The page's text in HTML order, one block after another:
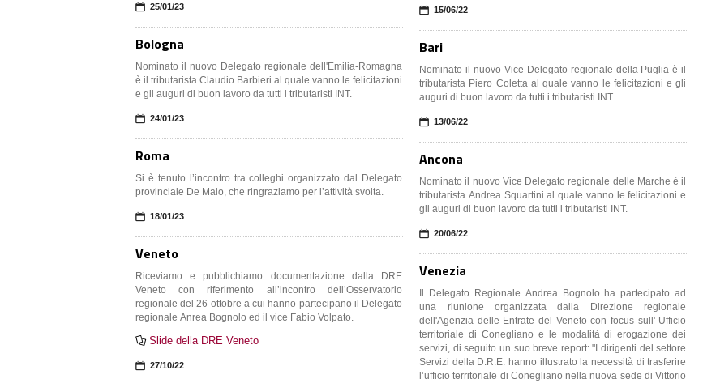
📅 25/01/23
Bologna
Nominato il nuovo Delegato regionale dell'Emilia-Romagna
è il tributarista Claudio Barbieri al quale vanno le felicitazioni
e gli auguri di buon lavoro da tutti i tributaristi INT.
📅 24/01/23
Roma
Si è tenuto l’incontro tra colleghi organizzato dal Delegato
provinciale De Maio, che ringraziamo per l’attività svolta.
📅 18/01/23
Veneto
Riceviamo e pubblichiamo documentazione dalla DRE
Veneto con riferimento all’incontro dell’Osservatorio
regionale del 26 ottobre a cui hanno partecipano il Delegato
regionale Anrea Bognolo ed il vice Fabio Volpato.
 Slide della DRE Veneto
📅 27/10/22
📅 15/06/22
Bari
Nominato il nuovo Vice Delegato regionale della Puglia è il
tributarista Piero Coletta al quale vanno le felicitazioni e gli
auguri di buon lavoro da tutti i tributaristi INT.
📅 13/06/22
Ancona
Nominato il nuovo Vice Delegato regionale delle Marche è il
tributarista Andrea Squartini al quale vanno le felicitazioni e
gli auguri di buon lavoro da tutti i tributaristi INT.
📅 20/06/22
Venezia
Il Delegato Regionale Andrea Bognolo ha partecipato ad
una riunione organizzata dalla Direzione regionale
dell'Agenzia delle Entrate del Veneto con focus sull' Ufficio
territoriale di Conegliano e le modalità di erogazione dei
servizi, di seguito un suo breve report: "I dirigenti del settore
Servizi della D.R.E. hanno illustrato la necessità di trasferire
l’ufficio territoriale di Conegliano nella nuova sede di Vittorio